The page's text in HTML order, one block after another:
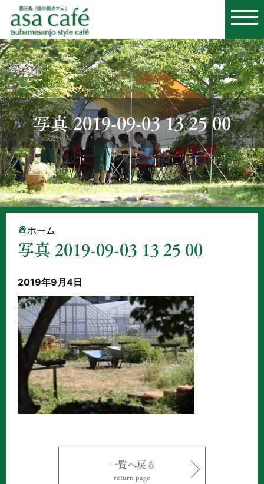
写真 2019-09-03 13 25 00
ホーム
写真 2019-09-03 13 25 00
2019年9月4日
一覧へ戻る
return page